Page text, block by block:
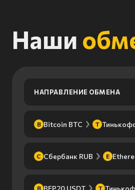
Наши
НАПРАВЛЕНИЕ ОБМЕНА
B Bitcoin BTC Т
С Сбербанк RUB E
B BEP20 USDT Т